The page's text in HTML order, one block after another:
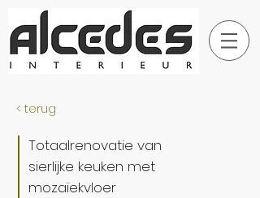
Totaalrenovatie van
sierlijke keuken met
mozaïekvloer
< terug